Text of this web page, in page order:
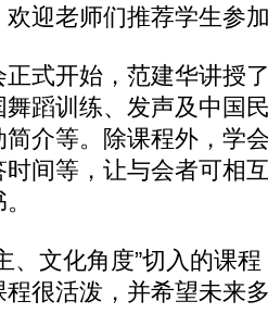
迎老师们推荐学生参
开始，范建华讲授
蹈训练、发声及中国
介等。除课程外，学
间等，让与会者可相
文化角度”切入的课程
很活泼，并希望未来